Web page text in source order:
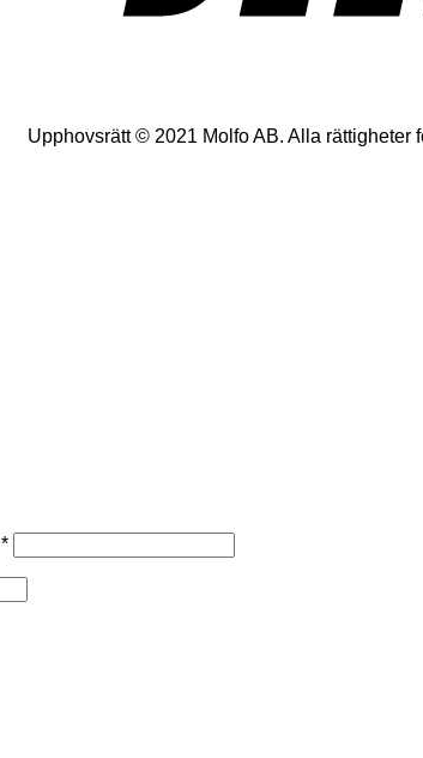
Upphovsrätt © 2021 Molfo AB. Alla rättigheter
*Obligatoriskt